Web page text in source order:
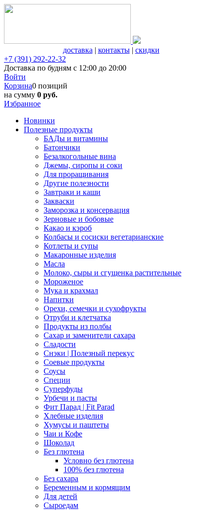
доставка | контакты| скидки
+7 (391) 292-22-32
Доставка по будням с 12:00 до 20:00
Войти
Корзина0 позиций
на сумму 0 руб.
Избранное
Новинки
Полезные продукты
БАДы и витамины
Батончики
Безалкогольные вина
Джемы, сиропы и соки
Для проращивания
Другие полезности
Завтраки и каши
Закваски
Заморозка и консервация
Зерновые и бобовые
Какао и кэроб
Колбасы и сосиски вегетарианские
Котлеты и супы
Макаронные изделия
Масла
Молоко, сыры и сгущенка растительные
Мороженое
Мука и крахмал
Напитки
Орехи, семечки и сухофрукты
Отруби и клетчатка
Продукты из полбы
Сахар и заменители сахара
Сладости
Снэки | Полезный перекус
Соевые продукты
Соусы
Специи
Суперфуды
Урбечи и пасты
Фит Парад | Fit Parad
Хлебные изделия
Хумусы и паштеты
Чаи и Кофе
Шоколад
Без глютена
Условно без глютена
100% без глютена
Без сахара
Беременным и кормящим
Для детей
Сыроедам